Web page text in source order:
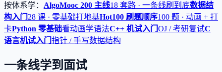
按体系学： AlgoMooc 200 主线18 套路 · 一条线刷到底数据结
构入门 28 课 · 零基础打地基Hot100 刷题顺序100 题 · 动画 + 打
卡Python 零基础看动画学语法C++ 机试入门 OJ / 考研复试C
语言机试入门 指针 / 手写数据结构
一条线学到面试